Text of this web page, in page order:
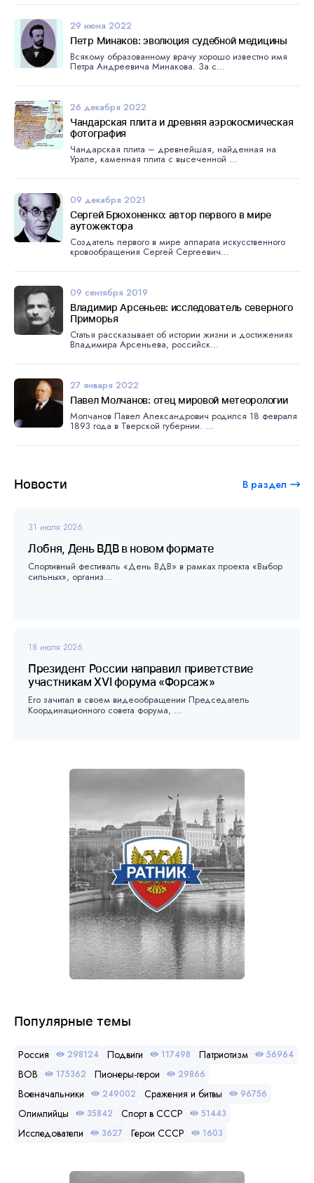
Новости В раздел
31 июля 2026
Лобня, День ВДВ в новом формате
Спортивный фестиваль «День ВДВ» в рамках проекта «Выбор
сильных», организ...
18 июля 2026
Президент России направил приветствие
участникам XVI форума «Форсаж»
Его зачитал в своем видеообращении Председатель
Координационного совета форума, ...
29 июня 2022
Петр Минаков: эволюция судебной медицины
Всякому образованному врачу хорошо известно имя
Петра Андреевича Минакова. За с...
26 декабря 2022
Чандарская плита и древняя аэрокосмическая
фотография
Чандарская плита – древнейшая, найденная на
Урале, каменная плита с высеченной ...
09 декабря 2021
Сергей Брюхоненко: автор первого в мире
аутожектора
Создатель первого в мире аппарата искусственного
кровообращения Сергей Сергеевич...
09 сентября 2019
Владимир Арсеньев: исследователь северного
Приморья
Статья рассказывает об истории жизни и достижениях
Владимира Арсеньева, российск...
27 января 2022
Павел Молчанов: отец мировой метеорологии
Молчанов Павел Александрович родился 18 февраля
1893 года в Тверской губернии. ...
Популярные темы
Россия 298124 Подвиги 117498 Патриотизм 56964
ВОВ 175362 Пионеры-герои 29866
Военачальники 249002 Сражения и битвы 96756
Олимпийцы 35842 Спорт в СССР 51443
Исследователи 3627 Герои СССР 1603